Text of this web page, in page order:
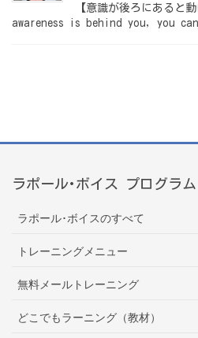
【意識が後ろにあると
awareness is behind you, you can
ラポール･ボイス プログラム
ラポール･ボイスのすべて
トレーニングメニュー
無料メールトレーニング
どこでもラーニング（教材）